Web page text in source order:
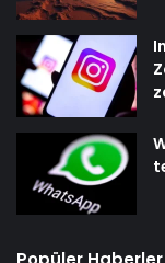
Popüler Haberler